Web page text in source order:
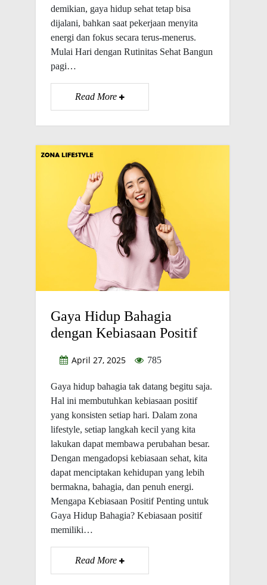
demikian, gaya hidup sehat tetap bisa
dijalani, bahkan saat pekerjaan menyita
energi dan fokus secara terus-menerus.
Mulai Hari dengan Rutinitas Sehat Bangun
pagi…
Read More
Gaya Hidup Bahagia
dengan Kebiasaan Positif
April 27, 2025 785
Gaya hidup bahagia tak datang begitu saja.
Hal ini membutuhkan kebiasaan positif
yang konsisten setiap hari. Dalam zona
lifestyle, setiap langkah kecil yang kita
lakukan dapat membawa perubahan besar.
Dengan mengadopsi kebiasaan sehat, kita
dapat menciptakan kehidupan yang lebih
bermakna, bahagia, dan penuh energi.
Mengapa Kebiasaan Positif Penting untuk
Gaya Hidup Bahagia? Kebiasaan positif
memiliki…
Read More